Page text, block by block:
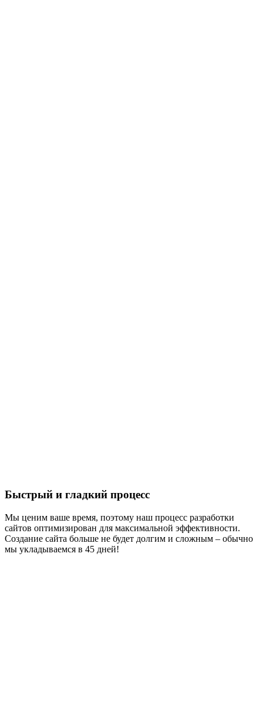
Быстрый и гладкий процесс
Мы ценим ваше время, поэтому наш процесс разработки
сайтов оптимизирован для максимальной эффективности.
Создание сайта больше не будет долгим и сложным – обычно
мы укладываемся в 45 дней!